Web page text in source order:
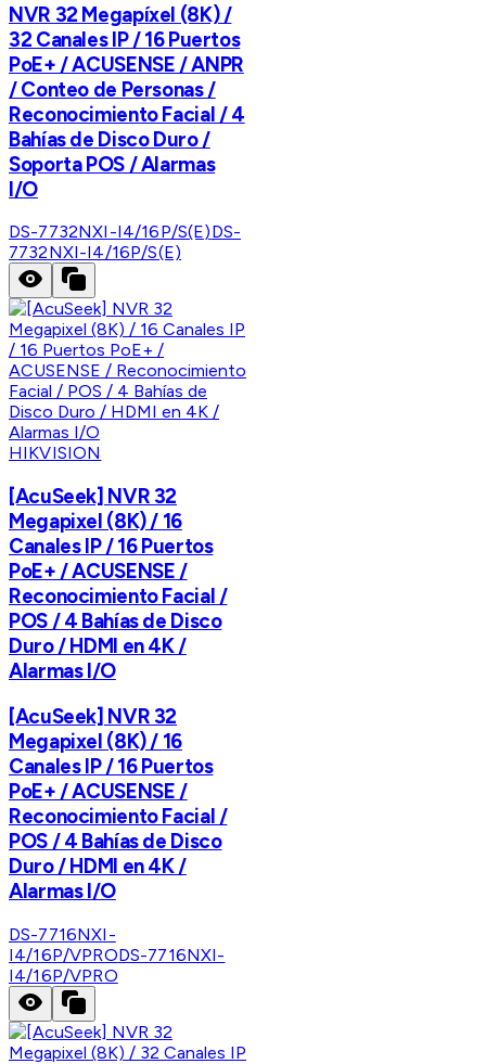
NVR 32 Megapíxel (8K) /
32 Canales IP / 16 Puertos
PoE+ / ACUSENSE / ANPR
/ Conteo de Personas /
Reconocimiento Facial / 4
Bahías de Disco Duro /
Soporta POS / Alarmas
I/O
DS-7732NXI-I4/16P/S(E)DS-
7732NXI-I4/16P/S(E)
HIKVISION
[AcuSeek] NVR 32
Megapixel (8K) / 16
Canales IP / 16 Puertos
PoE+ / ACUSENSE /
Reconocimiento Facial /
POS / 4 Bahías de Disco
Duro / HDMI en 4K /
Alarmas I/O
[AcuSeek] NVR 32
Megapixel (8K) / 16
Canales IP / 16 Puertos
PoE+ / ACUSENSE /
Reconocimiento Facial /
POS / 4 Bahías de Disco
Duro / HDMI en 4K /
Alarmas I/O
DS-7716NXI-
I4/16P/VPRODS-7716NXI-
I4/16P/VPRO